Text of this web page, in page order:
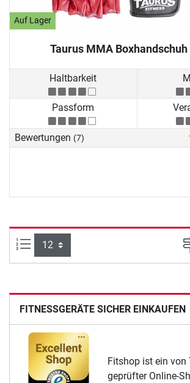
Auf Lager
Taurus MMA Boxhandschuh
Haltbarkeit
Passform
Bewertungen (7)
Artikel pro Seite:
FITNESSGERÄTE SICHER EINKAUFEN
Fitshop ist ein von
geprüfter Online-